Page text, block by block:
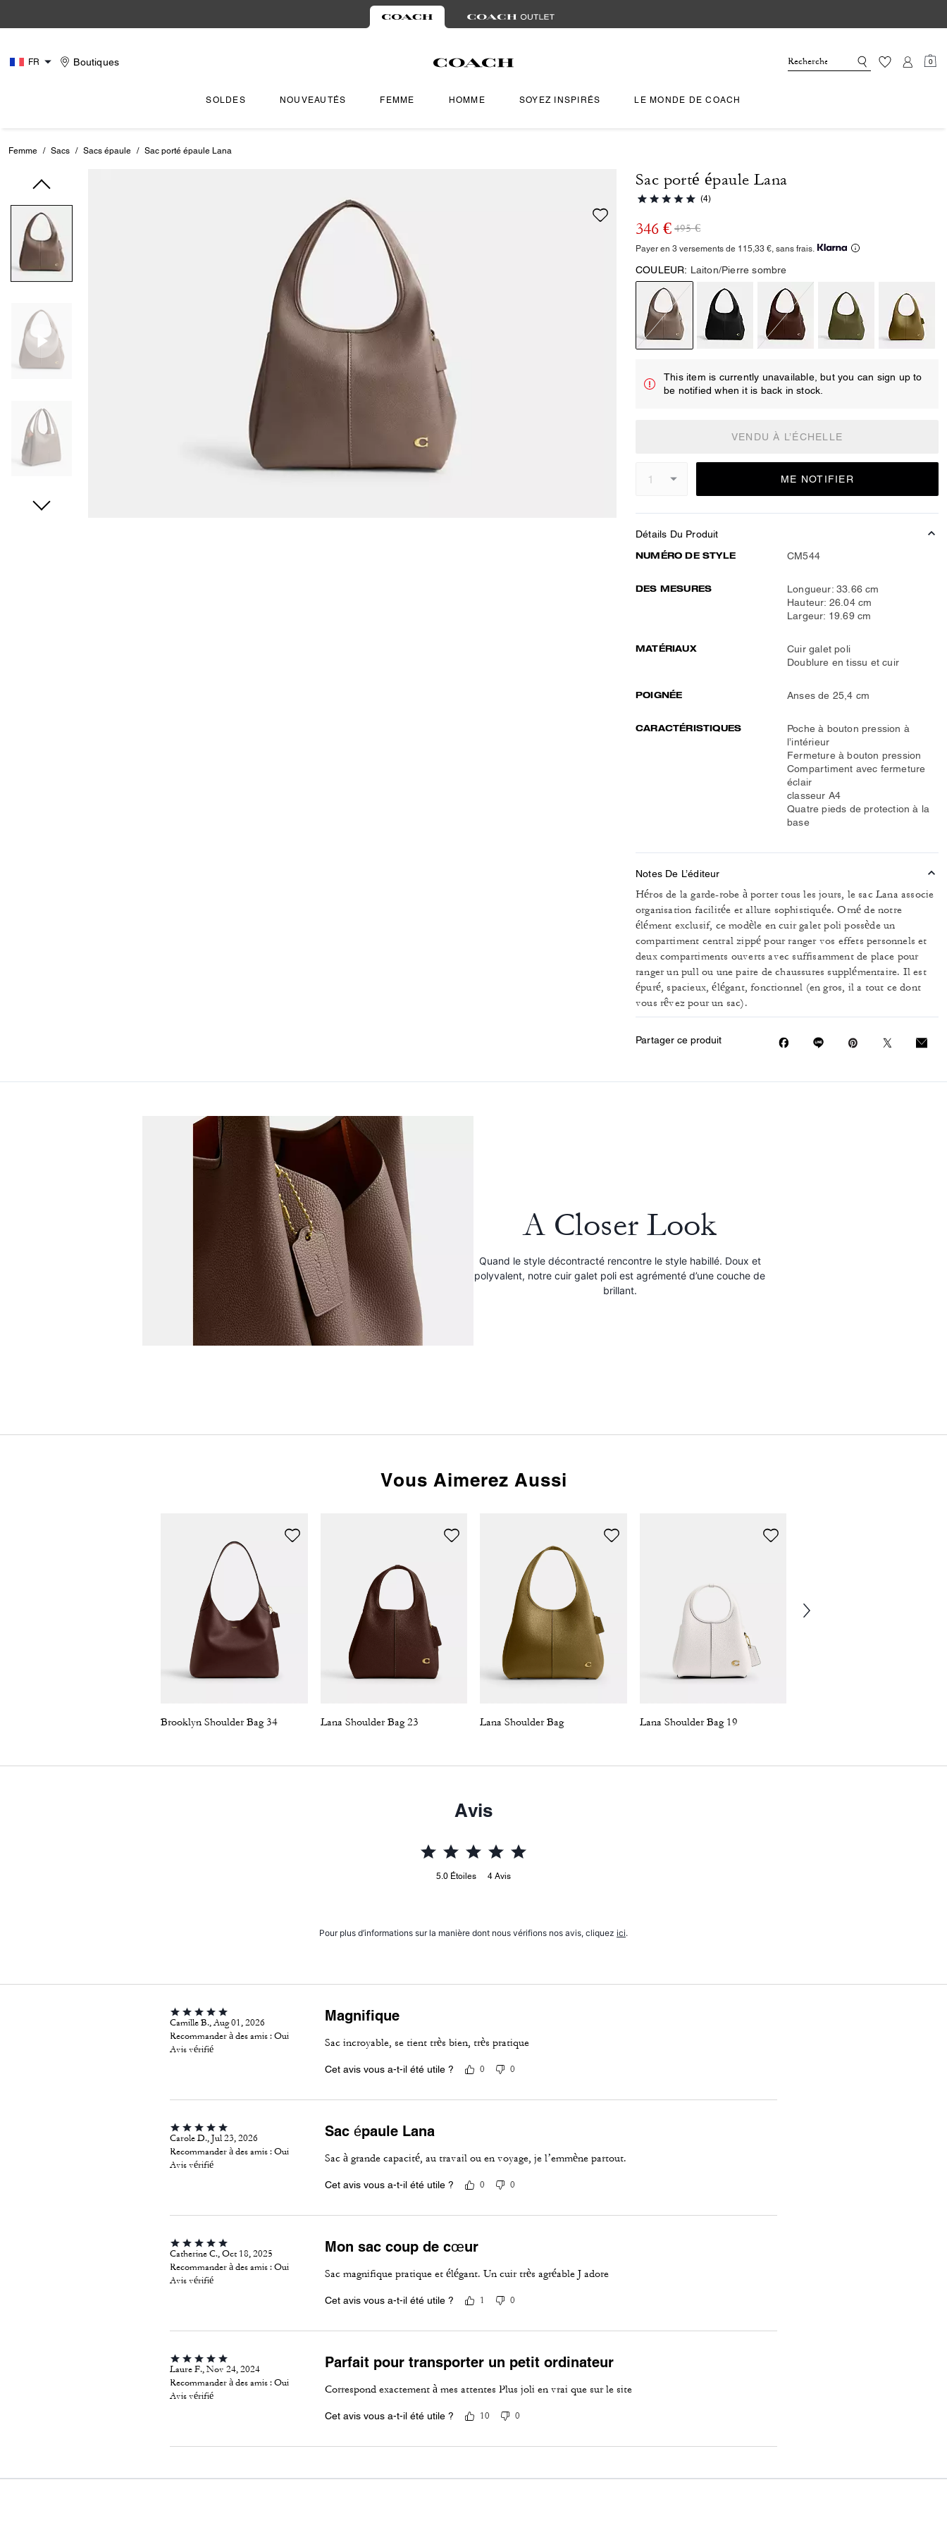
FR Boutiques 0
SOLDES NOUVEAUTÉS FEMME HOMME SOYEZ INSPIRÉS LE MONDE DE COACH
Femme / Sacs / Sacs épaule / Sac porté épaule Lana
Sac porté épaule Lana
(4)
346 € 495 €
Payer en 3 versements de 115,33 €, sans frais.
COULEUR: Laiton/Pierre sombre
This item is currently unavailable, but you can sign up to
be notified when it is back in stock.
VENDU À L’ÉCHELLE
ME NOTIFIER
Détails Du Produit
NUMÉRO DE STYLE
CM544
DES MESURES
Longueur: 33.66 cm
Hauteur: 26.04 cm
Largeur: 19.69 cm
MATÉRIAUX
Cuir galet poli
Doublure en tissu et cuir
POIGNÉE Anses de 25,4 cm
CARACTÉRISTIQUES
Poche à bouton pression à
l’intérieur
Fermeture à bouton pression
Compartiment avec fermeture
éclair
classeur A4
Quatre pieds de protection à la
base
Notes De L’éditeur
Héros de la garde-robe à porter tous les jours, le sac Lana associe
organisation facilitée et allure sophistiquée. Orné de notre
élément exclusif, ce modèle en cuir galet poli possède un
compartiment central zippé pour ranger vos effets personnels et
deux compartiments ouverts avec suffisamment de place pour
ranger un pull ou une paire de chaussures supplémentaire. Il est
épuré, spacieux, élégant, fonctionnel (en gros, il a tout ce dont
vous rêvez pour un sac).
Partager ce produit
A Closer Look
Quand le style décontracté rencontre le style habillé. Doux et
polyvalent, notre cuir galet poli est agrémenté d’une couche de
brillant.
Vous Aimerez Aussi
Brooklyn Shoulder Bag 34 Lana Shoulder Bag 23 Lana Shoulder Bag Lana Shoulder Bag 19
Avis
5.0 Étoiles 4 Avis
Pour plus d’informations sur la manière dont nous vérifions nos avis, cliquez ici.
Camille B., Aug 01, 2026
Recommander à des amis : Oui
Avis vérifié
Magnifique
Sac incroyable, se tient très bien, très pratique
Cet avis vous a-t-il été utile ? 0 0
Carole D., Jul 23, 2026
Recommander à des amis : Oui
Avis vérifié
Sac épaule Lana
Sac à grande capacité, au travail ou en voyage, je l’emmène partout.
Cet avis vous a-t-il été utile ? 0 0
Catherine C., Oct 18, 2025
Recommander à des amis : Oui
Avis vérifié
Mon sac coup de cœur
Sac magnifique pratique et élégant. Un cuir très agréable J adore
Cet avis vous a-t-il été utile ? 1 0
Laure F., Nov 24, 2024
Recommander à des amis : Oui
Avis vérifié
Parfait pour transporter un petit ordinateur
Correspond exactement à mes attentes Plus joli en vrai que sur le site
Cet avis vous a-t-il été utile ? 10 0